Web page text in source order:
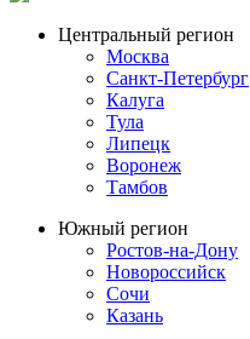
Центральный регион
Москва
Санкт-Петербург
Калуга
Тула
Липецк
Воронеж
Тамбов
Южный регион
Ростов-на-Дону
Новороссийск
Сочи
Казань